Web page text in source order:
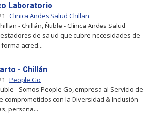
Laboratorio
Clinica Andes Salud Chillan
- Chillán, Ñuble - Clínica Andes Salud
de salud que cubre necesidades de
acred...
- Chillán
People Go
- Somos People Go, empresa al Servicio de
comprometidos con la Diversidad & Inclusión
persona...